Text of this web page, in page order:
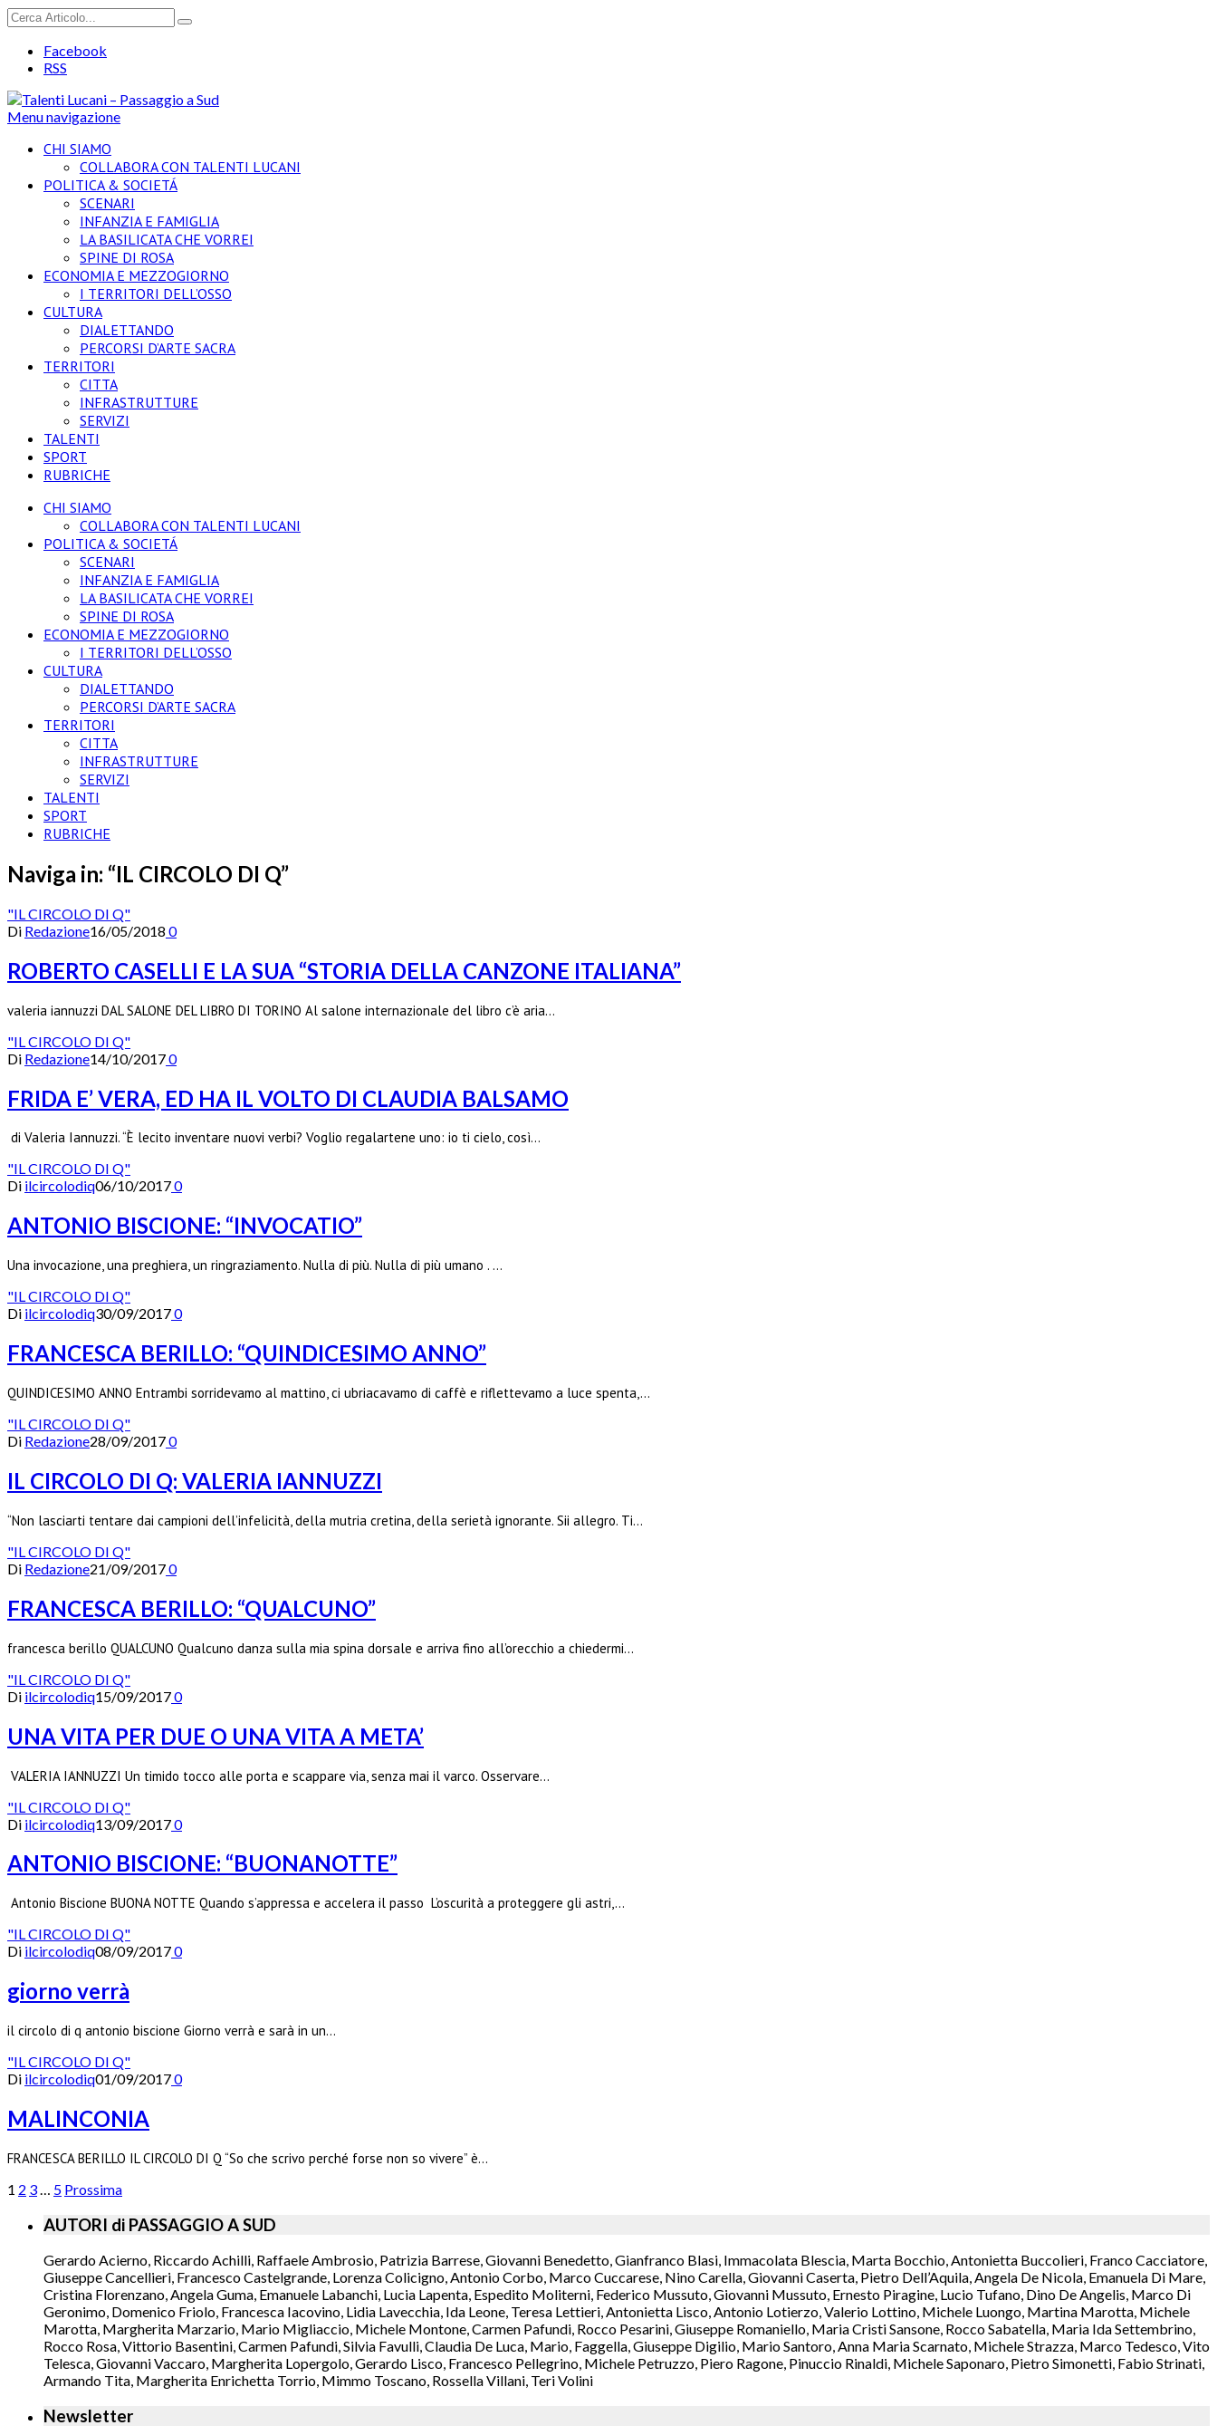
Facebook
RSS
Menu navigazione
CHI SIAMO
COLLABORA CON TALENTI LUCANI
POLITICA & SOCIETÁ
SCENARI
INFANZIA E FAMIGLIA
LA BASILICATA CHE VORREI
SPINE DI ROSA
ECONOMIA E MEZZOGIORNO
I TERRITORI DELL’OSSO
CULTURA
DIALETTANDO
PERCORSI D’ARTE SACRA
TERRITORI
CITTA
INFRASTRUTTURE
SERVIZI
TALENTI
SPORT
RUBRICHE
CHI SIAMO
COLLABORA CON TALENTI LUCANI
POLITICA & SOCIETÁ
SCENARI
INFANZIA E FAMIGLIA
LA BASILICATA CHE VORREI
SPINE DI ROSA
ECONOMIA E MEZZOGIORNO
I TERRITORI DELL’OSSO
CULTURA
DIALETTANDO
PERCORSI D’ARTE SACRA
TERRITORI
CITTA
INFRASTRUTTURE
SERVIZI
TALENTI
SPORT
RUBRICHE
Naviga in: “IL CIRCOLO DI Q”
"IL CIRCOLO DI Q"
Di Redazione16/05/2018 0
ROBERTO CASELLI E LA SUA “STORIA DELLA CANZONE ITALIANA”
valeria iannuzzi DAL SALONE DEL LIBRO DI TORINO Al salone internazionale del libro c’è aria…
"IL CIRCOLO DI Q"
Di Redazione14/10/20170
FRIDA E’ VERA, ED HA IL VOLTO DI CLAUDIA BALSAMO
di Valeria Iannuzzi. “È lecito inventare nuovi verbi? Voglio regalartene uno: io ti cielo, così…
"IL CIRCOLO DI Q"
Di ilcircolodiq06/10/20170
ANTONIO BISCIONE: “INVOCATIO”
Una invocazione, una preghiera, un ringraziamento. Nulla di più. Nulla di più umano . …
"IL CIRCOLO DI Q"
Di ilcircolodiq30/09/20170
FRANCESCA BERILLO: “QUINDICESIMO ANNO”
QUINDICESIMO ANNO Entrambi sorridevamo al mattino, ci ubriacavamo di caffè e riflettevamo a luce spenta,…
"IL CIRCOLO DI Q"
Di Redazione28/09/20170
IL CIRCOLO DI Q: VALERIA IANNUZZI
“Non lasciarti tentare dai campioni dell’infelicità, della mutria cretina, della serietà ignorante. Sii allegro. Ti…
"IL CIRCOLO DI Q"
Di Redazione21/09/20170
FRANCESCA BERILLO: “QUALCUNO”
francesca berillo QUALCUNO Qualcuno danza sulla mia spina dorsale e arriva fino all’orecchio a chiedermi…
"IL CIRCOLO DI Q"
Di ilcircolodiq15/09/20170
UNA VITA PER DUE O UNA VITA A META’
VALERIA IANNUZZI Un timido tocco alle porta e scappare via, senza mai il varco. Osservare…
"IL CIRCOLO DI Q"
Di ilcircolodiq13/09/20170
ANTONIO BISCIONE: “BUONANOTTE”
Antonio Biscione BUONA NOTTE Quando s’appressa e accelera il passo L’oscurità a proteggere gli astri,…
"IL CIRCOLO DI Q"
Di ilcircolodiq08/09/20170
giorno verrà
il circolo di q antonio biscione Giorno verrà e sarà in un…
"IL CIRCOLO DI Q"
Di ilcircolodiq01/09/20170
MALINCONIA
FRANCESCA BERILLO IL CIRCOLO DI Q “So che scrivo perché forse non so vivere” è…
1 2 3… 5 Prossima
AUTORI di PASSAGGIO A SUD
Gerardo Acierno, Riccardo Achilli, Raffaele Ambrosio, Patrizia Barrese, Giovanni Benedetto, Gianfranco Blasi, Immacolata Blescia, Marta Bocchio, Antonietta Buccolieri, Franco Cacciatore,
Giuseppe Cancellieri, Francesco Castelgrande, Lorenza Colicigno, Antonio Corbo, Marco Cuccarese, Nino Carella, Giovanni Caserta, Pietro Dell’Aquila, Angela De Nicola, Emanuela Di Mare,
Cristina Florenzano, Angela Guma, Emanuele Labanchi, Lucia Lapenta, Espedito Moliterni, Federico Mussuto, Giovanni Mussuto, Ernesto Piragine, Lucio Tufano, Dino De Angelis, Marco Di
Geronimo, Domenico Friolo, Francesca Iacovino, Lidia Lavecchia, Ida Leone, Teresa Lettieri, Antonietta Lisco, Antonio Lotierzo, Valerio Lottino, Michele Luongo, Martina Marotta, Michele
Marotta, Margherita Marzario, Mario Migliaccio, Michele Montone, Carmen Pafundi, Rocco Pesarini, Giuseppe Romaniello, Maria Cristi Sansone, Rocco Sabatella, Maria Ida Settembrino,
Rocco Rosa, Vittorio Basentini, Carmen Pafundi, Silvia Favulli, Claudia De Luca, Mario, Faggella, Giuseppe Digilio, Mario Santoro, Anna Maria Scarnato, Michele Strazza, Marco Tedesco, Vito
Telesca, Giovanni Vaccaro, Margherita Lopergolo, Gerardo Lisco, Francesco Pellegrino, Michele Petruzzo, Piero Ragone, Pinuccio Rinaldi, Michele Saponaro, Pietro Simonetti, Fabio Strinati,
Armando Tita, Margherita Enrichetta Torrio, Mimmo Toscano, Rossella Villani, Teri Volini
Newsletter